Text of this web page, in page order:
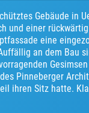
Gebäude in
und einer
eine
an dem Bau
Pinneberger
ihren Sitz hatte.